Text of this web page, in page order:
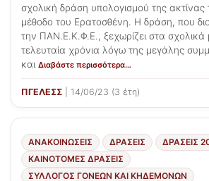
σχολική δράση υπολογισμού της ακτίνας
μέθοδο του Ερατοσθένη. Η δράση, που
την ΠΑΝ.Ε.Κ.Φ.Ε., ξεχωρίζει στα
τελευταία χρόνια λόγω της μεγάλης
και Διαβάστε περισσότερα…
ΠΓΕΛΕΣΣ | 14/06/23 (3 έτη)
ΑΝΑΚΟΙΝΩΣΕΙΣ ΔΡΑΣΕΙΣ
ΔΡΆΣΕΙΣ
ΚΑΙΝΟΤΌΜΕΣ ΔΡΆΣΕΙΣ
ΣΎΛΛΟΓΟΣ ΓΟΝΈΩΝ ΚΑΙ ΚΗΔΕΜΌΝΩΝ